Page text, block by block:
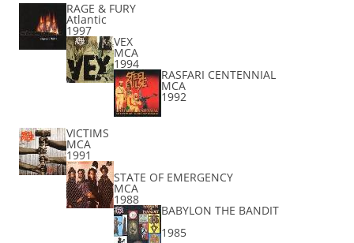
RAGE & FURY
Atlantic
1997
VEX
MCA
1994
RASFARI CENTENNIAL
MCA
1992
VICTIMS
MCA
1991
STATE OF EMERGENCY
MCA
1988
BABYLON THE BANDIT
1985